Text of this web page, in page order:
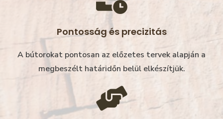
Pontosság és precizitás
A bútorokat pontosan az előzetes tervek alapján a
megbeszélt határidőn belül elkészítjük.